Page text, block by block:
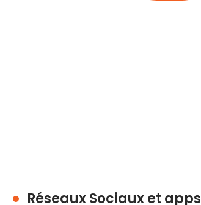
Réseaux Sociaux et apps